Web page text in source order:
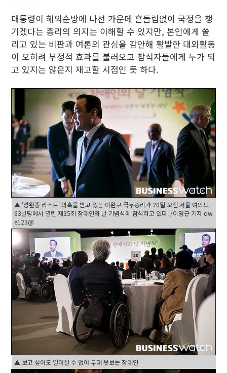
대통령이 해외순방에 나선 가운데 흔들림없이 국정을 챙
기겠다는 총리의 의지는 이해할 수 있지만, 본인에게 쏠
리고 있는 비판과 여론의 관심을 감안해 활발한 대외활동
이 오히려 부정적 효과를 불러오고 참석자들에게 누가 되
고 있지는 않은지 재고할 시점인 듯 하다.
▲ '성완종 리스트' 의혹을 받고 있는 이완구 국무총리가 20일 오전 서울 여의도
63빌딩에서 열린 제35회 장애인의 날 기념식에 참석하고 있다. /이명근 기자 qw
e123@
▲ 보고 싶어도 일어설 수 없어 무대 못보는 장애인